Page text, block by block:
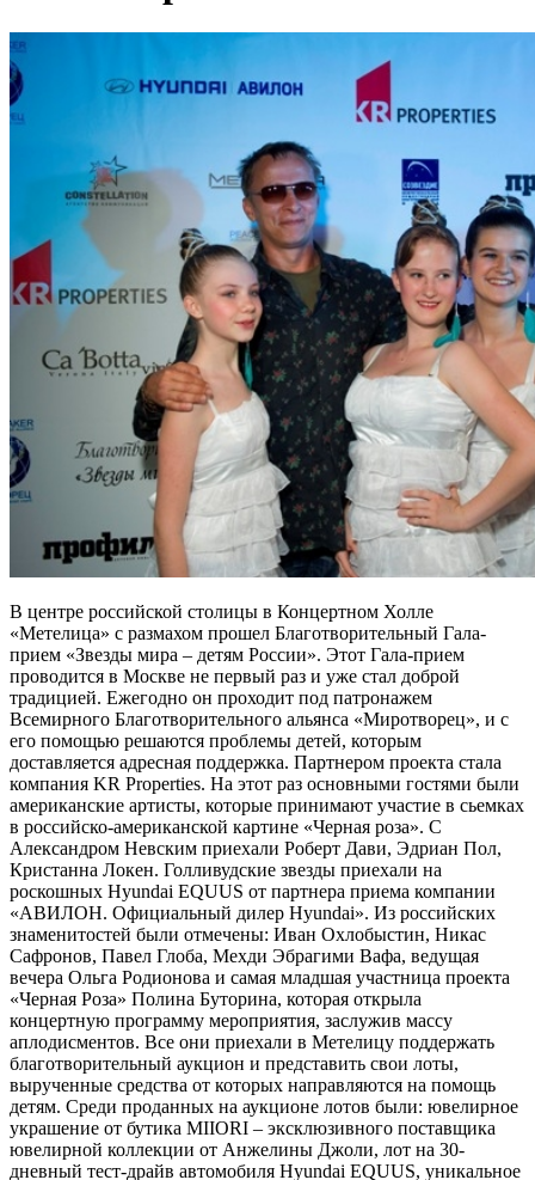
В центре российской столицы в Концертном Холле
«Метелица» с размахом прошел Благотворительный Гала-
прием «Звезды мира – детям России». Этот Гала-прием
проводится в Москве не первый раз и уже стал доброй
традицией. Ежегодно он проходит под патронажем
Всемирного Благотворительного альянса «Миротворец», и с
его помощью решаются проблемы детей, которым
доставляется адресная поддержка. Партнером проекта стала
компания KR Properties. На этот раз основными гостями были
американские артисты, которые принимают участие в сьемках
в российско-американской картине «Черная роза». С
Александром Невским приехали Роберт Дави, Эдриан Пол,
Кристанна Локен. Голливудские звезды приехали на
роскошных Hyundai EQUUS от партнера приема компании
«АВИЛОН. Официальный дилер Hyundai». Из российских
знаменитостей были отмечены: Иван Охлобыстин, Никас
Сафронов, Павел Глоба, Мехди Эбрагими Вафа, ведущая
вечера Ольга Родионова и самая младшая участница проекта
«Черная Роза» Полина Буторина, которая открыла
концертную программу мероприятия, заслужив массу
аплодисментов. Все они приехали в Метелицу поддержать
благотворительный аукцион и представить свои лоты,
вырученные средства от которых направляются на помощь
детям. Среди проданных на аукционе лотов были: ювелирное
украшение от бутика MIIORI – эксклюзивного поставщика
ювелирной коллекции от Анжелины Джоли, лот на 30-
дневный тест-драйв автомобиля Hyundai EQUUS, уникальное